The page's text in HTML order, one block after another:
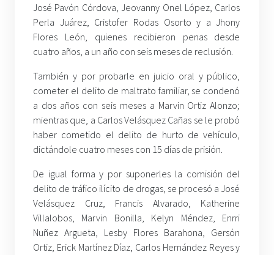
José Pavón Córdova, Jeovanny Onel López, Carlos
Perla Juárez, Cristofer Rodas Osorto y a Jhony
Flores León, quienes recibieron penas desde
cuatro años, a un año con seis meses de reclusión.
También y por probarle en juicio oral y público,
cometer el delito de maltrato familiar, se condenó
a dos años con seis meses a Marvin Ortiz Alonzo;
mientras que, a Carlos Velásquez Cañas se le probó
haber cometido el delito de hurto de vehículo,
dictándole cuatro meses con 15 días de prisión.
De igual forma y por suponerles la comisión del
delito de tráfico ilícito de drogas, se procesó a José
Velásquez Cruz, Francis Alvarado, Katherine
Villalobos, Marvin Bonilla, Kelyn Méndez, Enrri
Nuñez Argueta, Lesby Flores Barahona, Gersón
Ortiz, Erick Martínez Díaz, Carlos Hernández Reyes y